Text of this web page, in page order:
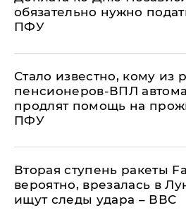
обязательно нужно
ПФУ
Стало известно, кому из
пенсионеров-ВПЛ
продлят помощь на
ПФУ
Вторая ступень ракеты
вероятно, врезалась в
ищут следы удара – ВВС